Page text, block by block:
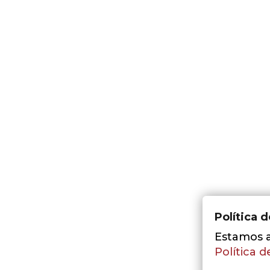
Política
Estamos
Política